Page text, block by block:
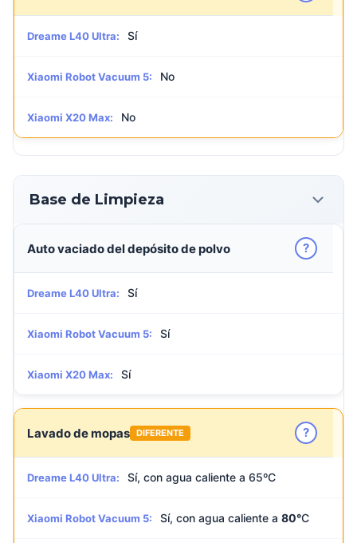
Dreame L40 Ultra: Sí
Xiaomi Robot Vacuum 5: No
Xiaomi X20 Max: No
Base de Limpieza
Auto vaciado del depósito de polvo ?
Dreame L40 Ultra: Sí
Xiaomi Robot Vacuum 5: Sí
Xiaomi X20 Max: Sí
Lavado de mopas DIFERENTE ?
Dreame L40 Ultra: Sí, con agua caliente a 65ºC
Xiaomi Robot Vacuum 5: Sí, con agua caliente a 80°C